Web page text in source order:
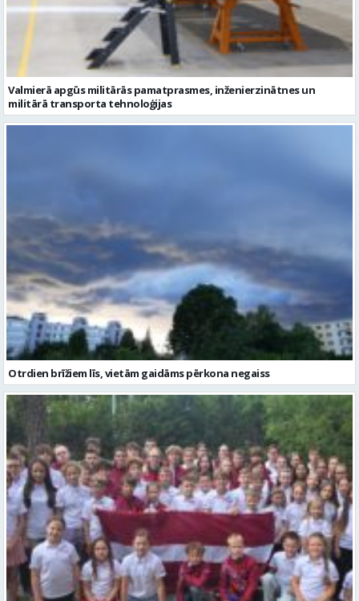
Valmierā apgūs militārās pamatprasmes, inženierzinātnes un
militārā transporta tehnoloģijas
Otrdien brīžiem līs, vietām gaidāms pērkona negaiss